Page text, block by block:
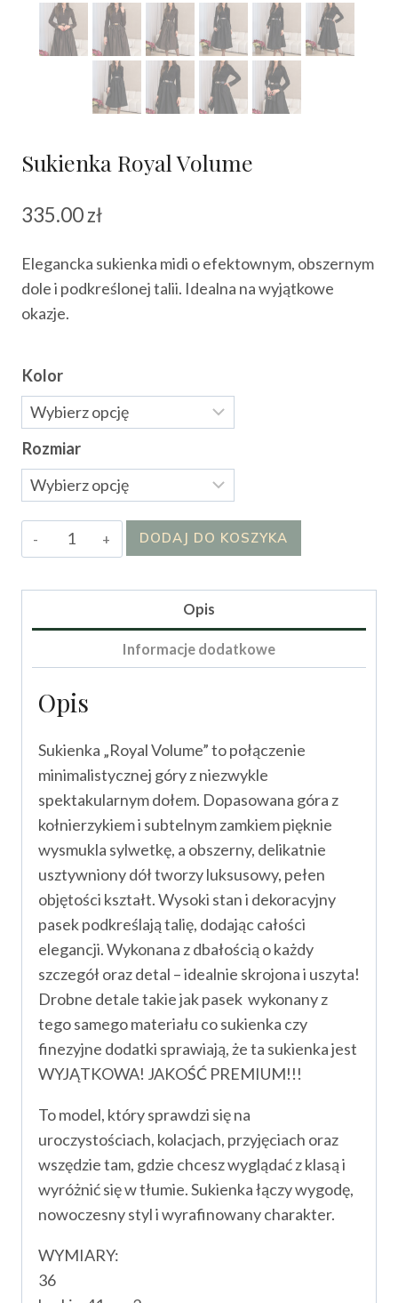
Sukienka Royal Volume
335.00zł
Elegancka sukienka midi o efektownym, obszernym
dole i podkreślonej talii. Idealna na wyjątkowe
okazje.
Kolor
Rozmiar
ilość
Sukienka
DODAJ DO KOSZYKA
Opis
Informacje dodatkowe
Opis
Sukienka „Royal Volume” to połączenie
minimalistycznej góry z niezwykle
spektakularnym dołem. Dopasowana góra z
kołnierzykiem i subtelnym zamkiem pięknie
wysmukla sylwetkę, a obszerny, delikatnie
usztywniony dół tworzy luksusowy, pełen
objętości kształt. Wysoki stan i dekoracyjny
pasek podkreślają talię, dodając całości
elegancji. Wykonana z dbałością o każdy
szczegół oraz detal – idealnie skrojona i uszyta!
Drobne detale takie jak pasek wykonany z
tego samego materiału co sukienka czy
finezyjne dodatki sprawiają, że ta sukienka jest
WYJĄTKOWA! JAKOŚĆ PREMIUM!!!
To model, który sprawdzi się na
uroczystościach, kolacjach, przyjęciach oraz
wszędzie tam, gdzie chcesz wyglądać z klasą i
wyróżnić się w tłumie. Sukienka łączy wygodę,
nowoczesny styl i wyrafinowany charakter.
WYMIARY:
36